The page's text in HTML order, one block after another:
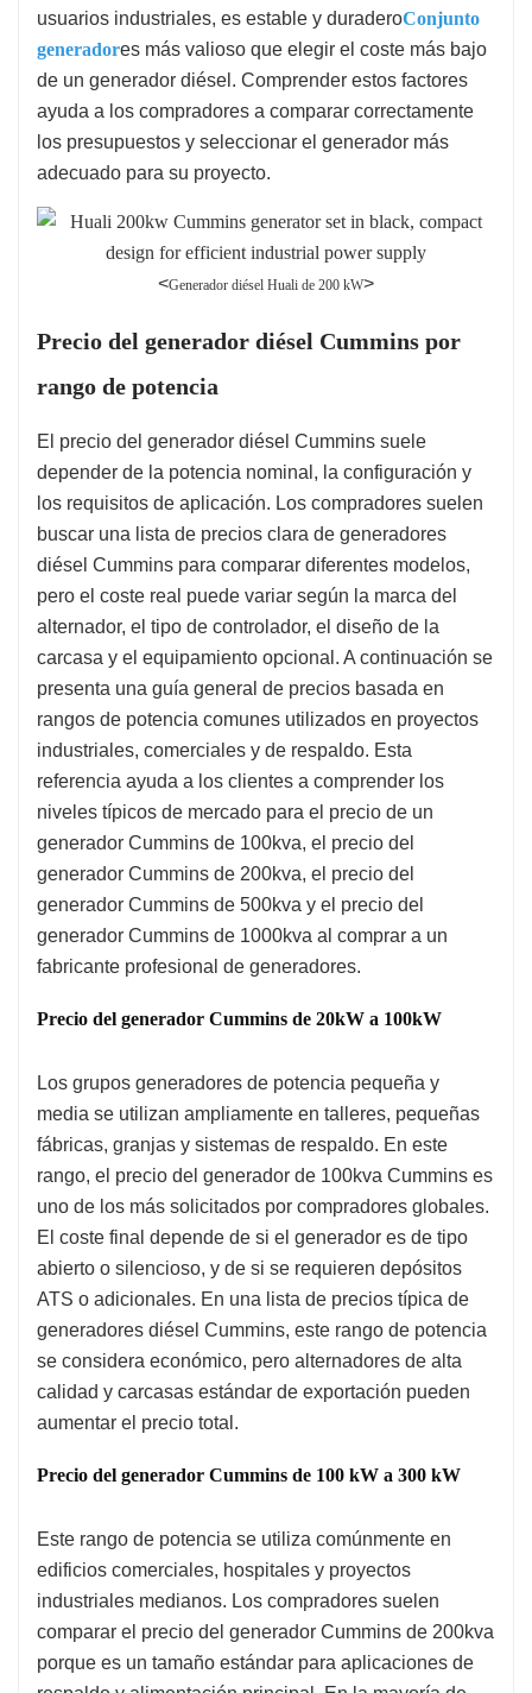
usuarios industriales, es estable y duraderoConjunto
generadores más valioso que elegir el coste más bajo
de un generador diésel. Comprender estos factores
ayuda a los compradores a comparar correctamente
los presupuestos y seleccionar el generador más
adecuado para su proyecto.
<Generador diésel Huali de 200 kW>
Precio del generador diésel Cummins por
rango de potencia
El precio del generador diésel Cummins suele
depender de la potencia nominal, la configuración y
los requisitos de aplicación. Los compradores suelen
buscar una lista de precios clara de generadores
diésel Cummins para comparar diferentes modelos,
pero el coste real puede variar según la marca del
alternador, el tipo de controlador, el diseño de la
carcasa y el equipamiento opcional. A continuación se
presenta una guía general de precios basada en
rangos de potencia comunes utilizados en proyectos
industriales, comerciales y de respaldo. Esta
referencia ayuda a los clientes a comprender los
niveles típicos de mercado para el precio de un
generador Cummins de 100kva, el precio del
generador Cummins de 200kva, el precio del
generador Cummins de 500kva y el precio del
generador Cummins de 1000kva al comprar a un
fabricante profesional de generadores.
Precio del generador Cummins de 20kW a 100kW
Los grupos generadores de potencia pequeña y
media se utilizan ampliamente en talleres, pequeñas
fábricas, granjas y sistemas de respaldo. En este
rango, el precio del generador de 100kva Cummins es
uno de los más solicitados por compradores globales.
El coste final depende de si el generador es de tipo
abierto o silencioso, y de si se requieren depósitos
ATS o adicionales. En una lista de precios típica de
generadores diésel Cummins, este rango de potencia
se considera económico, pero alternadores de alta
calidad y carcasas estándar de exportación pueden
aumentar el precio total.
Precio del generador Cummins de 100 kW a 300 kW
Este rango de potencia se utiliza comúnmente en
edificios comerciales, hospitales y proyectos
industriales medianos. Los compradores suelen
comparar el precio del generador Cummins de 200kva
porque es un tamaño estándar para aplicaciones de